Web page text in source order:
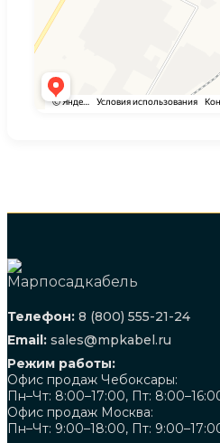
Телефон: 8 (800) 555-21-24
Email: sales@mpkabel.ru
Режим работы:
Офис продаж Чебоксары:
Пн–Чт: 8:00–17:00, Пт:
Офис продаж Москва:
Пн–Чт: 9:00–18:00, Пт: